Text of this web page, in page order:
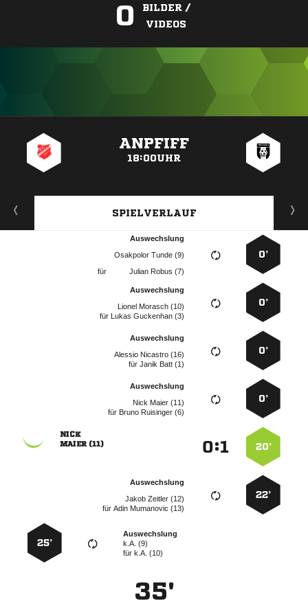
0
BILDER /
VIDEOS
ANPFIFF
18:00UHR
SPIELVERLAUF
0’
Auswechslung
  
für
  
0’
Auswechslung
  
für   
0’
Auswechslung
  
für  
0’
Auswechslung
  
für   
20’
:

 
22’
Auswechslung
  
für  
Auswechslung
k.A. (9)
fürk.A. (10)
25’
35'